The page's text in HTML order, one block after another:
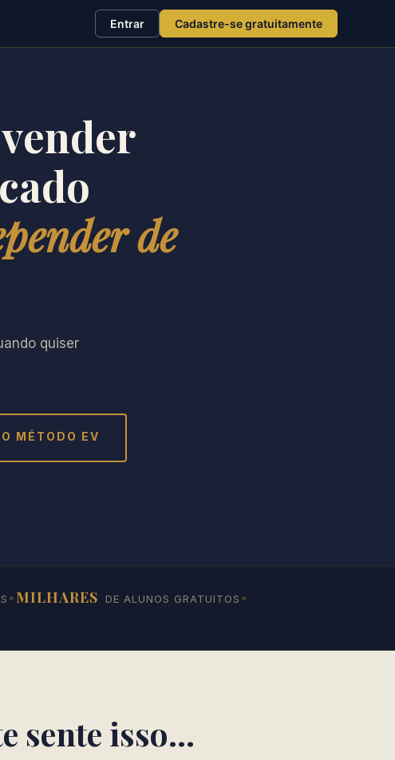
Entrar Cadastre-se gratuitamente
de
quiser
MÉTODO EV
• MILHARES DE ALUNOS GRATUITOS •
sente isso…